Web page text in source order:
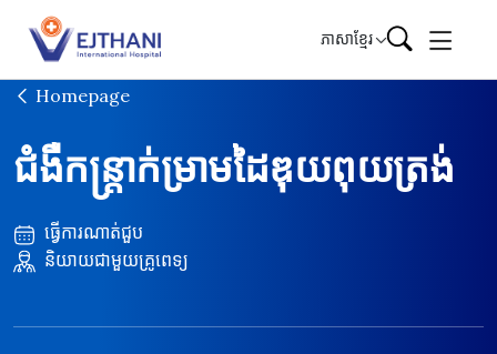
Skip to content
ភាសាខ្មែរ
Homepage
ជំងឺកន្ត្រាក់ម្រាមដៃឌុយពុយត្រង់
ធ្វើការណាត់ជួប
និយាយជាមួយគ្រូពេទ្យ